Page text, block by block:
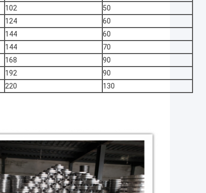
102
50
124
60
144
60
144
70
168
90
192
90
220 130